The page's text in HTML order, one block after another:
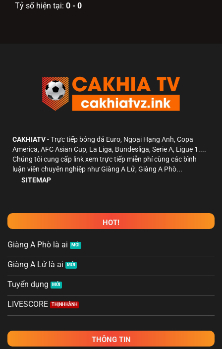
Tỷ số hiện tại: 0 - 0
CAKHIATV- Trực tiếp bóng đá Euro, Ngoại Hạng Anh, Copa
America, AFC Asian Cup, La Liga, Bundesliga, Serie A, Ligue 1....
Chúng tôi cung cấp link xem trực tiếp miễn phí cùng các bình
luận viên chuyên nghiệp như Giàng A Lử, Giàng A Phò...
SITEMAP
HOT!
Giàng A Phò là ai
Giàng A Lử là ai
Tuyển dụng
LIVESCORE
THÔNG TIN